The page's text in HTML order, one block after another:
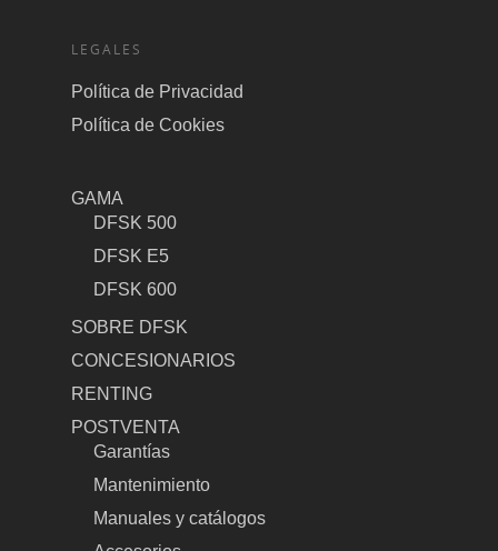
LEGALES
Política de Privacidad
Política de Cookies
GAMA
DFSK 500
DFSK E5
DFSK 600
SOBRE DFSK
CONCESIONARIOS
RENTING
POSTVENTA
Garantías
Mantenimiento
Manuales y catálogos